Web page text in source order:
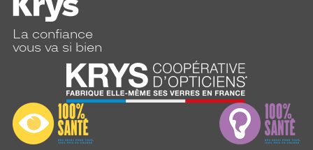
La confiance
vous va si bien